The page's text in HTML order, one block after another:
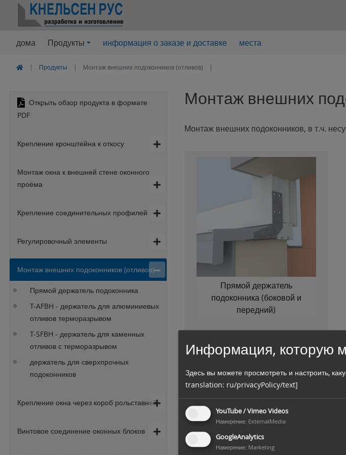
дома Продукты информация о заказе и доставке места
Продукты Монтаж внешних подоконников (отливов)
Открыть обзор продукта в формате
PDF
Крепление кронштейна к откосу
Монтаж окна к внешней стене оконного
проёма
Крепление соединительных профилей
Регулировочный элементы
Монтаж внешних подоконников (отливов)
Прямой держатель подоконника
T-AFBH - держатель для алюминиевых
отливов терморазрывом
T-SFBH - держатель для каменных
отливов с терморазрывом
держатель для сверхпрочных
подоконников
Крепление окна через короб рольставней
Винтовое соединение оконных блоков
Монтаж внешних
Монтаж внешних подоконников, в т.ч.
Прямой держатель
подоконника (боковой и
передний)
Информация, которую
Здесь вы можете просмотреть и настроить,
translation: ru/privacyPolicy/text]
YouTube / Vimeo Videos
Намерение: ExternalMedia
GoogleAnalytics
Намерение: Marketing